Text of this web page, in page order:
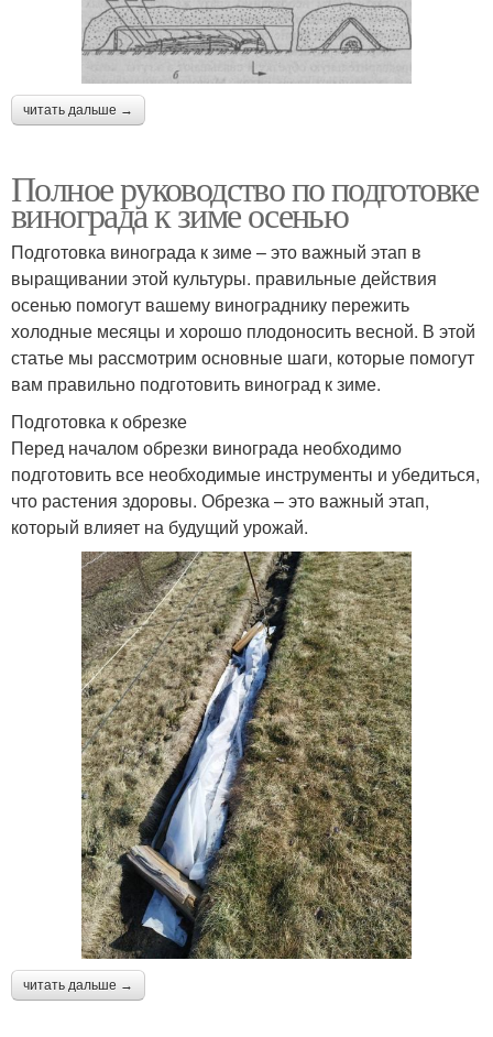
читать дальше →
Полное руководство по подготовке
винограда к зиме осенью
Подготовка винограда к зиме – это важный этап в
выращивании этой культуры. правильные действия
осенью помогут вашему винограднику пережить
холодные месяцы и хорошо плодоносить весной. В этой
статье мы рассмотрим основные шаги, которые помогут
вам правильно подготовить виноград к зиме.
Подготовка к обрезке
Перед началом обрезки винограда необходимо
подготовить все необходимые инструменты и убедиться,
что растения здоровы. Обрезка – это важный этап,
который влияет на будущий урожай.
читать дальше →